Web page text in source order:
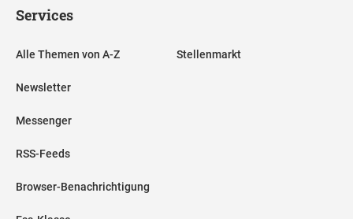
Services
Alle Themen von A-Z
Newsletter
Messenger
RSS-Feeds
Browser-Benachrichtigung
Stellenmarkt